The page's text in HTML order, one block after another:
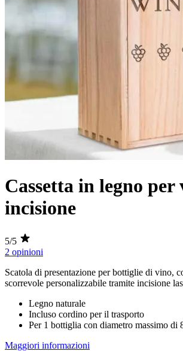
Cassetta in legno per
incisione
5/5
2 opinioni
Scatola di presentazione per bottiglie di vino,
scorrevole personalizzabile tramite incisione
Legno naturale
Incluso cordino per il trasporto
Per 1 bottiglia con diametro massimo di
Maggiori informazioni